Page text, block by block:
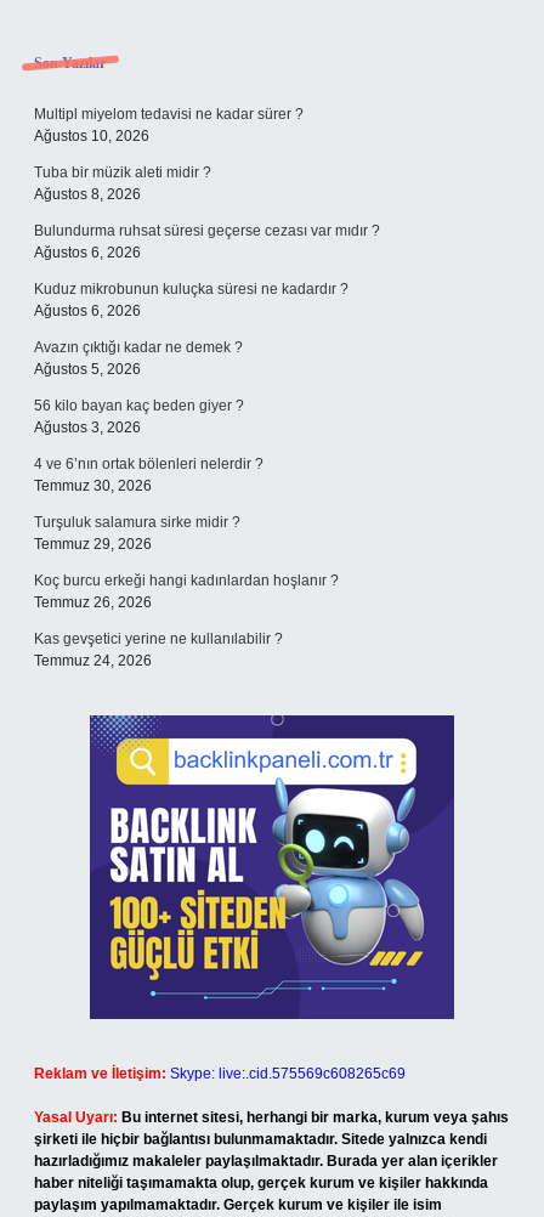
Sidebar
Son Yazılar
Multipl miyelom tedavisi ne kadar sürer ?
Ağustos 10, 2026
Tuba bir müzik aleti midir ?
Ağustos 8, 2026
Bulundurma ruhsat süresi geçerse cezası var mıdır ?
Ağustos 6, 2026
Kuduz mikrobunun kuluçka süresi ne kadardır ?
Ağustos 6, 2026
Avazın çıktığı kadar ne demek ?
Ağustos 5, 2026
56 kilo bayan kaç beden giyer ?
Ağustos 3, 2026
4 ve 6’nın ortak bölenleri nelerdir ?
Temmuz 30, 2026
Turşuluk salamura sirke midir ?
Temmuz 29, 2026
Koç burcu erkeği hangi kadınlardan hoşlanır ?
Temmuz 26, 2026
Kas gevşetici yerine ne kullanılabilir ?
Temmuz 24, 2026
Reklam ve İletişim: Skype: live:.cid.575569c608265c69
Yasal Uyarı: Bu internet sitesi, herhangi bir marka, kurum veya şahıs
şirketi ile hiçbir bağlantısı bulunmamaktadır. Sitede yalnızca kendi
hazırladığımız makaleler paylaşılmaktadır. Burada yer alan içerikler
haber niteliği taşımamakta olup, gerçek kurum ve kişiler hakkında
paylaşım yapılmamaktadır. Gerçek kurum ve kişiler ile isim